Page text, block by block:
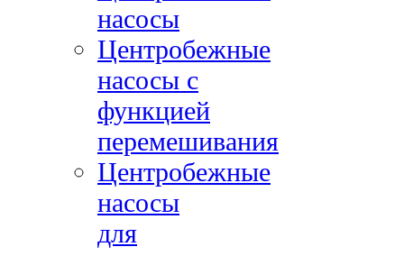
насосы
Центробежные
насосы с
функцией
перемешивания
Центробежные
насосы
для